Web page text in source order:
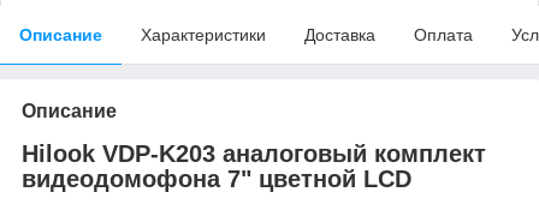
Описание Характеристики Доставка Оплата
Описание
Hilook VDP-K203 аналоговый комплект
видеодомофона 7" цветной LCD